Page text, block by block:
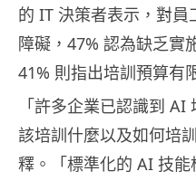
的 IT 決策者表示，對
障礙，47% 認為缺乏實
41% 則指出培訓預算有
「許多企業已認識到
該培訓什麼以及如何培
釋。「標準化的 AI 技